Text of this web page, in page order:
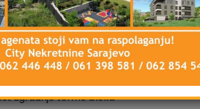
ugradnje termo bloka